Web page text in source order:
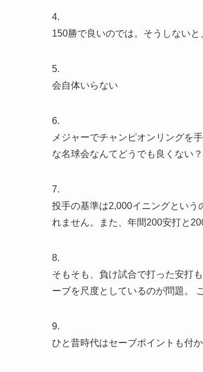
4.
150勝で良いのでは。そうしない
5.
会自体いらない
6.
メジャーでチャンピオンリングを
な名球会なんてどうでも良くない？
7.
投手の基準は2,000イニングという
れません。また、年間200安打と
8.
そもそも、負け試合で打った安打
ーブを尺度としているのが問題。
9.
ひと昔時代はセーブポイントも付